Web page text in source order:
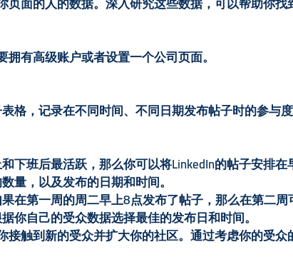
有高级账户或者设置一个公司页面。
格，记录在不同时间、不同日期发布帖子时的参与
下班后最活跃，那么你可以将LinkedIn的帖子安排
量，以及发布的日期和时间。
在第一周的周二早上8点发布了帖子，那么在第二周
你自己的受众数据选择最佳的发布日和时间。
触到新的受众并扩大你的社区。通过考虑你的受